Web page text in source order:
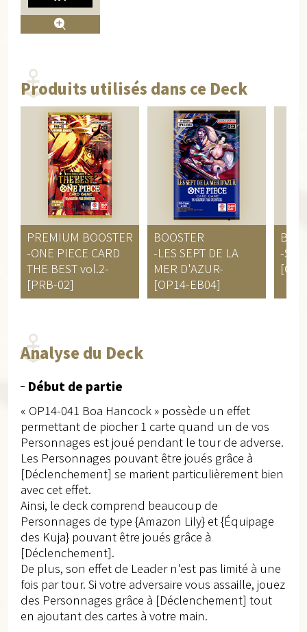
Produits utilisés dans ce Deck
PREMIUM BOOSTER
-ONE PIECE CARD
THE BEST vol.2-
[PRB-02]
BOOSTER
-LES SEPT DE LA
MER D'AZUR-
[OP14-EB04]
-
Analyse du Deck
Début de partie
« OP14-041 Boa Hancock » possède un effet
permettant de piocher 1 carte quand un de vos
Personnages est joué pendant le tour de adverse.
Les Personnages pouvant être joués grâce à
[Déclenchement] se marient particulièrement bien
avec cet effet.
Ainsi, le deck comprend beaucoup de
Personnages de type {Amazon Lily} et {Équipage
des Kuja} pouvant être joués grâce à
[Déclenchement].
De plus, son effet de Leader n'est pas limité à une
fois par tour. Si votre adversaire vous assaille, jouez
des Personnages grâce à [Déclenchement] tout
en ajoutant des cartes à votre main.